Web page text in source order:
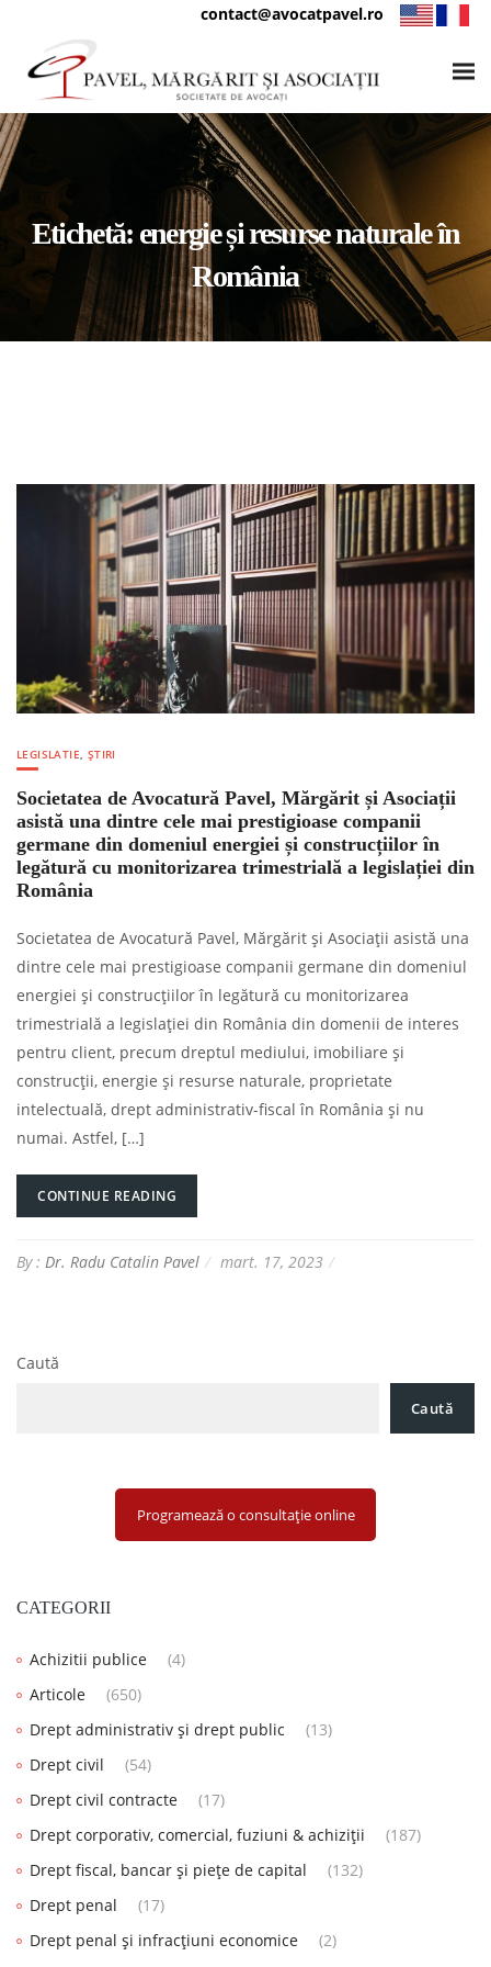
contact@avocatpavel.ro
Etichetă: energie și resurse naturale în
România
LEGISLATIE, ȘTIRI
Societatea de Avocatură Pavel, Mărgărit și Asociații
asistă una dintre cele mai prestigioase companii
germane din domeniul energiei și construcțiilor în
legătură cu monitorizarea trimestrială a legislației din
România
Societatea de Avocatură Pavel, Mărgărit și Asociații asistă una
dintre cele mai prestigioase companii germane din domeniul
energiei și construcțiilor în legătură cu monitorizarea
trimestrială a legislației din România din domenii de interes
pentru client, precum dreptul mediului, imobiliare și
construcții, energie și resurse naturale, proprietate
intelectuală, drept administrativ-fiscal în România și nu
numai. Astfel, […]
CONTINUE READING
By : Dr. Radu Catalin Pavel mart. 17, 2023
Caută
Caută
Programează o consultație online
CATEGORII
Achizitii publice
(4)
Articole
(650)
Drept administrativ și drept public
(13)
Drept civil
(54)
Drept civil contracte
(17)
Drept corporativ, comercial, fuziuni & achiziții
(187)
Drept fiscal, bancar și piețe de capital
(132)
Drept penal
(17)
Drept penal și infracțiuni economice
(2)